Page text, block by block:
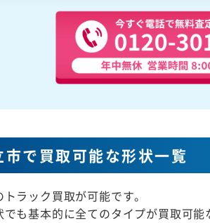
市で買取可能な形状一覧
ラック買取が可能です。
も基本的に全てのタイプが買取可能